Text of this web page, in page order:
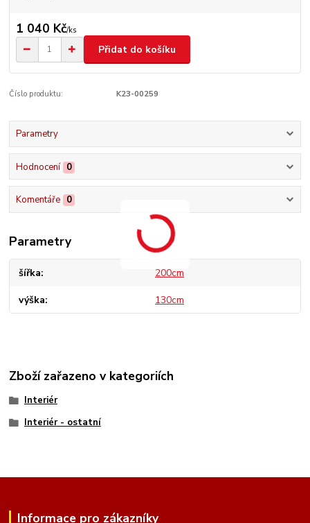
1 040 Kč/ks
Přidat do košíku
Číslo produktu: K23-00259
Parametry
Hodnocení 0
Komentáře 0
Parametry
šířka 200cm
výška 130cm
Zboží zařazeno v kategoriích
Interiér
Interiér - ostatní
Informace pro zákazníky